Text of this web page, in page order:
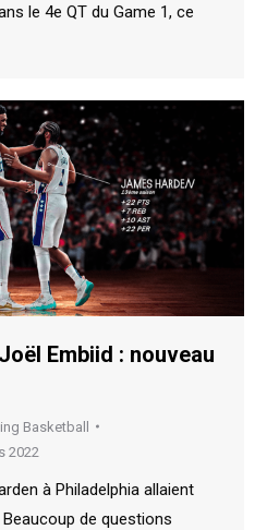
le 4e QT du Game 1, ce
Embiid : nouveau
Basketball
2022
à Philadelphia allaient
de questions